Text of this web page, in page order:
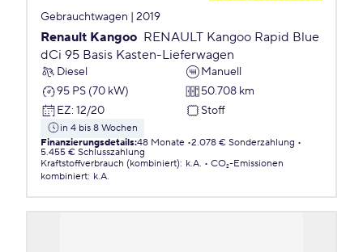
Gebrauchtwagen | 2019
Renault Kangoo RENAULT Kangoo Rapid Blue
dCi 95 Basis Kasten-Lieferwagen
Diesel
Manuell
95 PS (70 kW)
50.708 km
EZ: 12/20 Stoff
in 4 bis 8 Wochen
Finanzierungsdetails:48 Monate 2.078 € Sonderzahlung
5.455 € Schlusszahlung
Kraftstoffverbrauch (kombiniert): k.A.
CO₂-Emissionen
kombiniert: k.A.